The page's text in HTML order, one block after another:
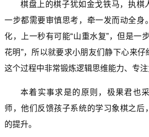
棋盘上的棋子犹如金戈铁马，执棋
一步都需要审慎思考，牵一发而动全身
化，上一秒有可能“山重水复”，但是一
花明”，所以就要求小朋友们静下心来仔
这个过程中非常锻炼逻辑思维能力、专注
本着实事求是的原则，极果君也
师，他们反馈孩子系统的学习象棋之后
的提升。